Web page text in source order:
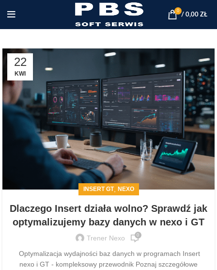
0
/ 0,00 ZŁ
22
KWI
INSERT GT, NEXO
Dlaczego Insert działa wolno? Sprawdź jak
optymalizujemy bazy danych w nexo i GT
Trener Nexo 0
Optymalizacja wydajności baz danych w programach Insert
nexo i GT - kompleksowy przewodnik Poznaj szczegółowe